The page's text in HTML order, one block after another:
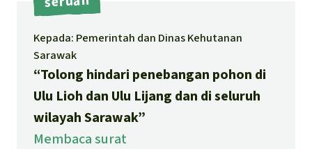
Kepada: Pemerintah dan Dinas Kehutanan
Sarawak
“Tolong hindari penebangan pohon di
Ulu Lioh dan Ulu Lijang dan di seluruh
wilayah Sarawak”
Membaca surat